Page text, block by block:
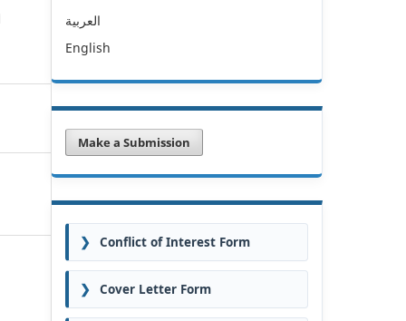
العربية
English
Make a Submission
❯ Conflict of Interest Form
❯ Cover Letter Form